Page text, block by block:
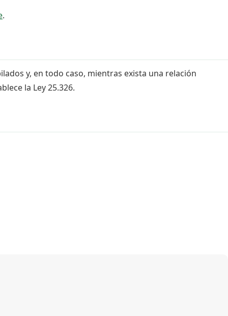
.
y, en todo caso, mientras exista una relación
la Ley 25.326.